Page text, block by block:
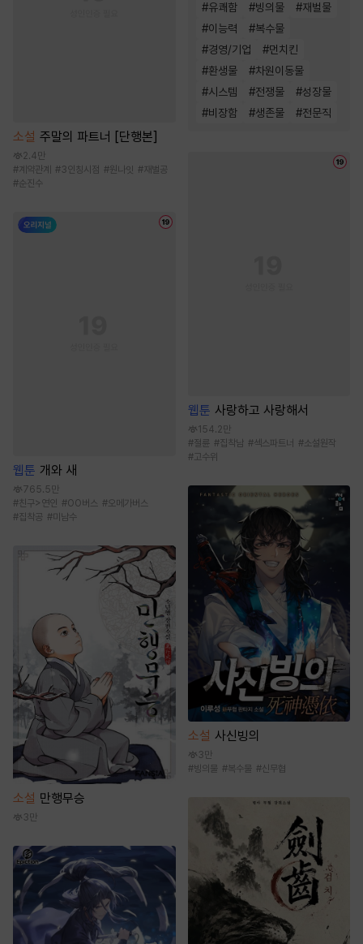
소설 주말의 파트너 [단행본]
2.4만
# 계약관계 #3인칭시점 #원나잇 # 재벌공
#순진수
웹툰 개와 새
765.5만
#친구>연인 #OO버스 #오메가버스
#집착공 #미남수
소설 만행무승
3만
#유쾌함 #빙의물 #재벌물
#이능력 #복수물
#경영/기업 #먼치킨
#환생물 #차원이동물
#시스템 #전쟁물 #성장물
#비장함 #생존물 #전문직
웹툰 사랑하고 사랑해서
154.2만
#절륜 #집착남 #섹스파트너 #소설원작
#고수위
소설 사신빙의
3만
#빙의물 #복수물 #신무협